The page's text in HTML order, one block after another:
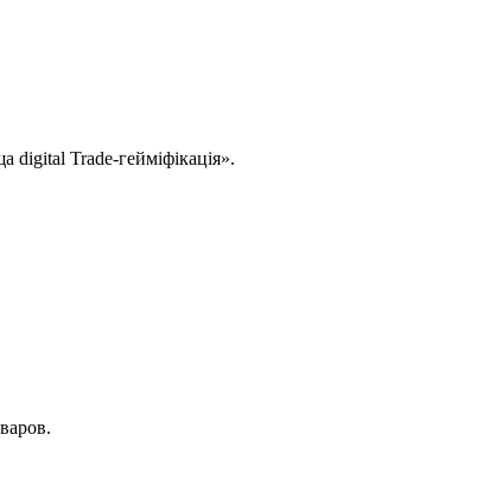
digital Trade-гейміфікація».